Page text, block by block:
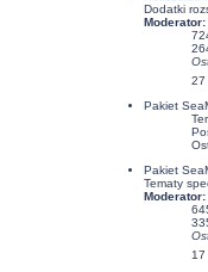
Dodatki
Moderator:
27
Pakiet
Pakiet
Tematy
Moderator: